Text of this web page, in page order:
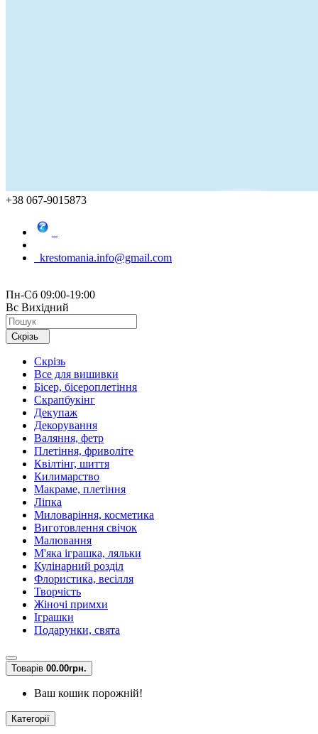
+38 067-9015873
krestomania.info@gmail.com
Пн-Сб 09:00-19:00
Вс Вихідний
Скрізь
Скрізь
Все для вишивки
Бісер, бісероплетіння
Скрапбукінг
Декупаж
Декорування
Валяння, фетр
Плетіння, фриволіте
Квілтінг, шиття
Килимарство
Макраме, плетіння
Ліпка
Миловаріння, косметика
Виготовлення свічок
Малювання
М'яка іграшка, ляльки
Кулінарний розділ
Флористика, весілля
Творчість
Жіночі примхи
Іграшки
Подарунки, свята
Товарів 00.00грн.
Ваш кошик порожній!
Категорії